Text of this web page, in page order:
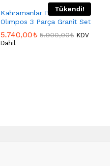
Tükendi!
Kahramanlar Black
Olımpos 3 Parça Granit Set
5.740,00₺ 5.900,00₺ KDV
Dahil